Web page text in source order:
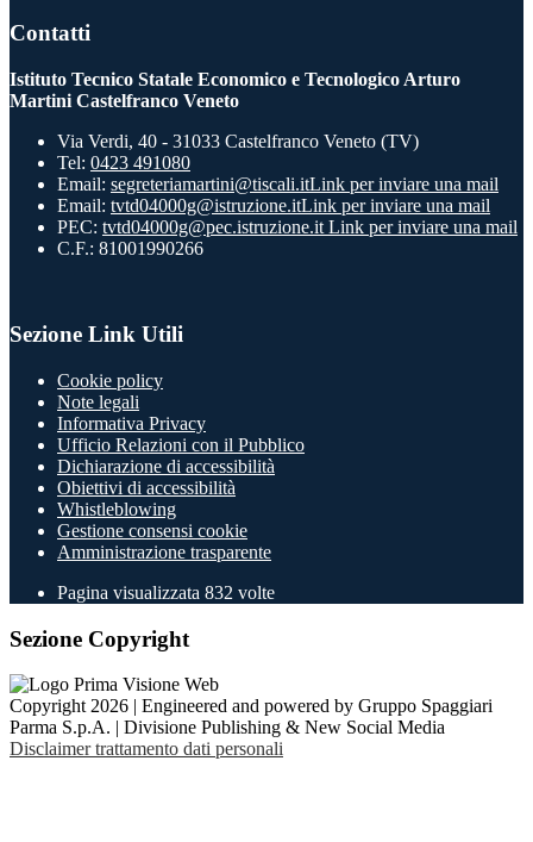
Contatti
Istituto Tecnico Statale Economico e Tecnologico Arturo
Martini Castelfranco Veneto
Via Verdi, 40 - 31033 Castelfranco Veneto (TV)
Tel: 0423 491080
Email: segreteriamartini@tiscali.itLink per inviare una mail
Email: tvtd04000g@istruzione.itLink per inviare una mail
PEC: tvtd04000g@pec.istruzione.it Link per inviare una mail
C.F.: 81001990266
Sezione Link Utili
Cookie policy
Note legali
Informativa Privacy
Ufficio Relazioni con il Pubblico
Dichiarazione di accessibilità
Obiettivi di accessibilità
Whistleblowing
Gestione consensi cookie
Amministrazione trasparente
Pagina visualizzata 832 volte
Sezione Copyright
Copyright 2026 | Engineered and powered by Gruppo Spaggiari
Parma S.p.A. | Divisione Publishing & New Social Media
Disclaimer trattamento dati personali